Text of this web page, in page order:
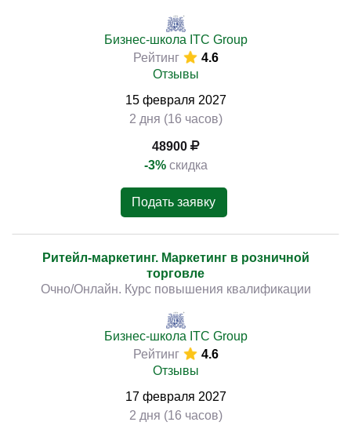
Бизнес-школа ITC Group
Рейтинг
4.6
Отзывы
15 февраля 2027
2 дня (16 часов)
48900
-3% скидка
Подать заявку
Ритейл-маркетинг. Маркетинг в розничной
торговле
Очно/Онлайн. Курс повышения квалификации
Бизнес-школа ITC Group
Рейтинг
4.6
Отзывы
17 февраля 2027
2 дня (16 часов)